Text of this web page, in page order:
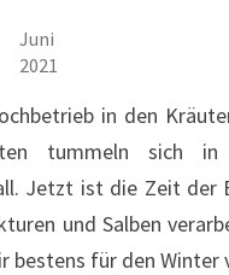
Juni
2021
in den
tummeln sich
Jetzt ist die Zeit der
und Salben
bestens für den Winter